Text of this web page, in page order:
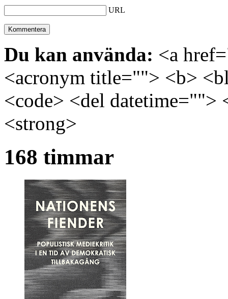
URL
Du kan använda: <a
<acronym title=""> <b>
<code> <del
<strong>
168 timmar